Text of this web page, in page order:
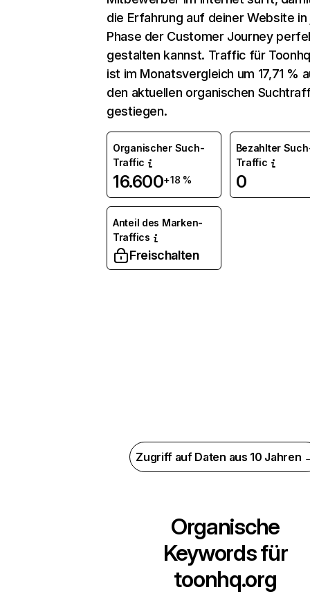
die Erfahrung auf deiner Website
Phase der Customer Journey
gestalten kannst. Traffic für
ist im Monatsvergleich um 17,71 %
den aktuellen organischen
gestiegen.
Organischer Such-
Traffic
16.600+18 %
Bezahlter
Traffic
0
Anteil des Marken-
Traffics
Freischalten
Zugriff auf Daten aus 10 Jahren
Organische
Keywords für
toonhq.org